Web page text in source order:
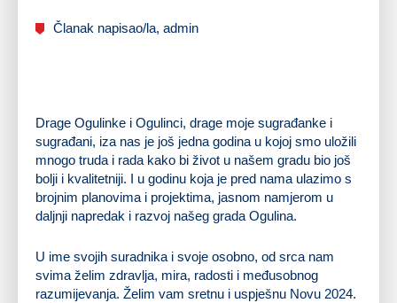
Članak napisao/la, admin
Drage Ogulinke i Ogulinci, drage moje sugrađanke i
sugrađani, iza nas je još jedna godina u kojoj smo uložili
mnogo truda i rada kako bi život u našem gradu bio još
bolji i kvalitetniji. I u godinu koja je pred nama ulazimo s
brojnim planovima i projektima, jasnom namjerom u
daljnji napredak i razvoj našeg grada Ogulina.
U ime svojih suradnika i svoje osobno, od srca nam
svima želim zdravlja, mira, radosti i međusobnog
razumijevanja. Želim vam sretnu i uspješnu Novu 2024.